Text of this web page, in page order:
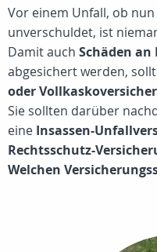
Vor einem Unfall, ob
unverschuldet, ist
Damit auch Schäden an
abgesichert werden,
oder
Sie sollten darüber
eine Insassen-
Rechtsschutz-
Welchen